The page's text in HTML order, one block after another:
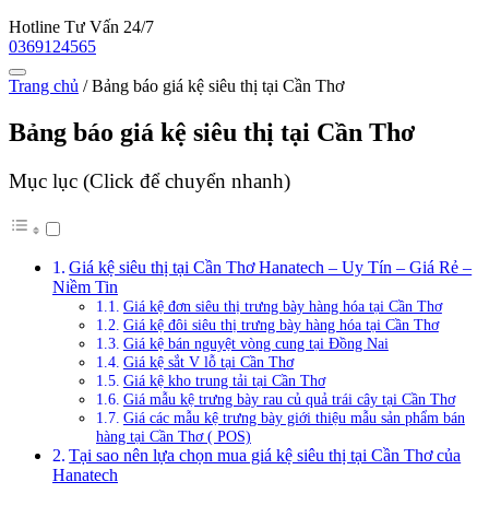
Hotline Tư Vấn 24/7
0369124565
Trang chủ /Bảng báo giá kệ siêu thị tại Cần Thơ
Bảng báo giá kệ siêu thị tại Cần Thơ
Mục lục (Click để chuyển nhanh)
Giá kệ siêu thị tại Cần Thơ Hanatech – Uy Tín – Giá Rẻ –
Niềm Tin
Giá kệ đơn siêu thị trưng bày hàng hóa tại Cần Thơ
Giá kệ đôi siêu thị trưng bày hàng hóa tại Cần Thơ
Giá kệ bán nguyệt vòng cung tại Đồng Nai
Giá kệ sắt V lỗ tại Cần Thơ
Giá kệ kho trung tải tại Cần Thơ
Giá mẫu kệ trưng bày rau củ quả trái cây tại Cần Thơ
Giá các mẫu kệ trưng bày giới thiệu mẫu sản phẩm bán
hàng tại Cần Thơ ( POS)
Tại sao nên lựa chọn mua giá kệ siêu thị tại Cần Thơ của
Hanatech